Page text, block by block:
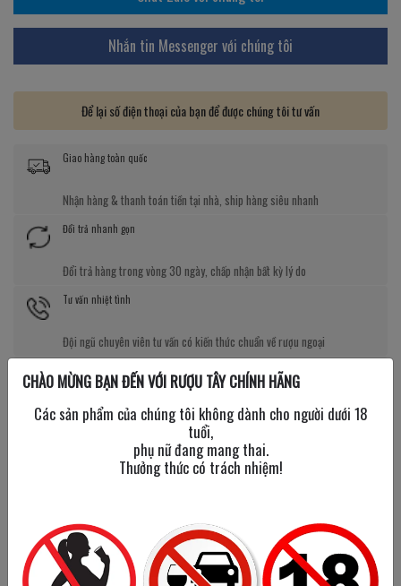
Nhắn tin Messenger với chúng tôi
Để lại số điện thoại của bạn để được chúng tôi tư vấn
Giao hàng toàn quốc
Nhận hàng & thanh toán tiền tại nhà, ship hàng siêu nhanh
Đổi trả nhanh gọn
Đổi trả hàng trong vòng 30 ngày, chấp nhận bất kỳ lý do
Tư vấn nhiệt tình
Đội ngũ chuyên viên tư vấn có kiến thức chuẩn về rượu ngoại
Giá tốt kèm quà tặng
Nhiều chương trình giảm giá, tặng quà cực giá trị
CHÀO MỪNG BẠN ĐẾN VỚI RƯỢU TÂY CHÍNH HÃNG
Các sản phẩm của chúng tôi không dành cho người dưới 18
tuổi,
phụ nữ đang mang thai.
Thưởng thức có trách nhiệm!